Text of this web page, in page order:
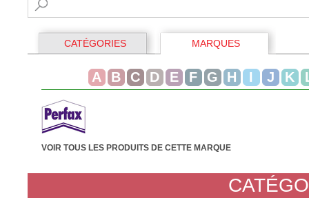
CATÉGORIES MARQUES
A B C D E F G H I J K
VOIR TOUS LES PRODUITS DE CETTE MARQUE